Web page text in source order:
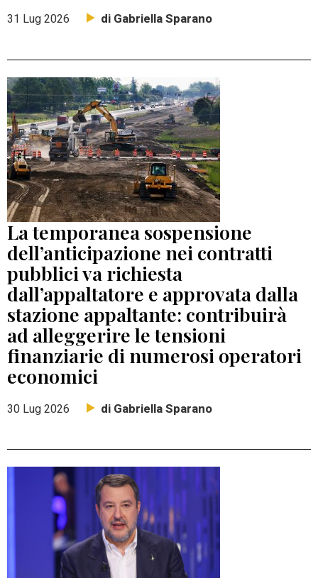
31 Lug 2026 di Gabriella Sparano
La temporanea sospensione
dell’anticipazione nei contratti
pubblici va richiesta
dall’appaltatore e approvata dalla
stazione appaltante: contribuirà
ad alleggerire le tensioni
finanziarie di numerosi operatori
economici
30 Lug 2026 di Gabriella Sparano